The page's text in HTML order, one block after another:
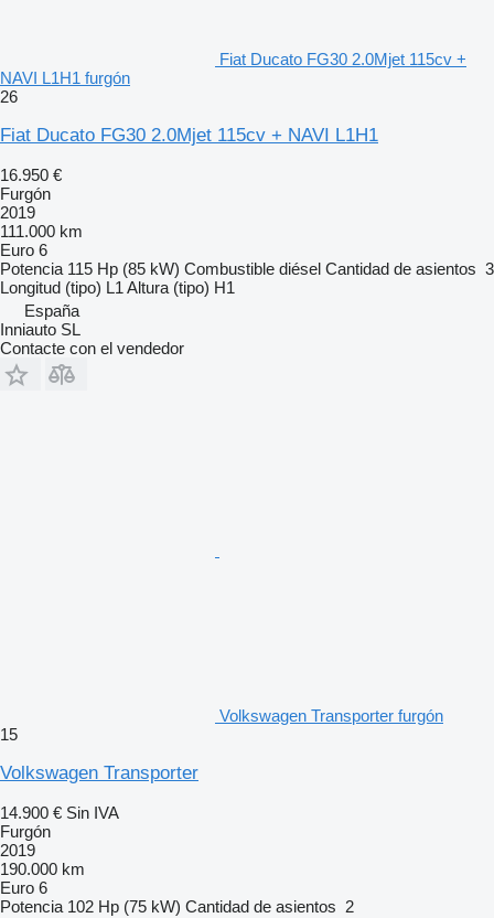
Fiat Ducato FG30 2.0Mjet 115cv +
NAVI L1H1 furgón
26
Fiat Ducato FG30 2.0Mjet 115cv + NAVI L1H1
16.950 €
Furgón
2019
111.000 km
Euro 6
Potencia 115 Hp (85 kW) Combustible diésel Cantidad de asientos 3
Longitud (tipo) L1 Altura (tipo) H1
España
Inniauto SL
Contacte con el vendedor
Volkswagen Transporter furgón
15
Volkswagen Transporter
14.900 € Sin IVA
Furgón
2019
190.000 km
Euro 6
Potencia 102 Hp (75 kW) Cantidad de asientos 2